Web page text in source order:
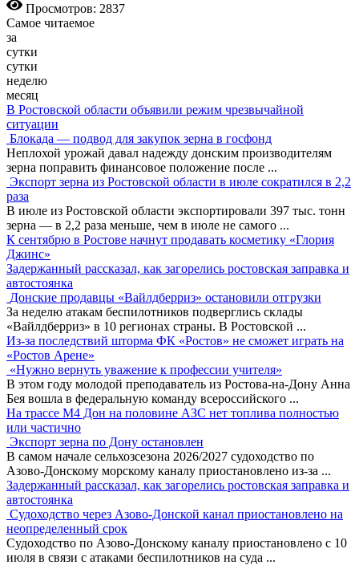
Просмотров: 2837
Самое читаемое
за
сутки
сутки
неделю
месяц
В Ростовской области объявили режим чрезвычайной
ситуации
Блокада — подвод для закупок зерна в госфонд
Неплохой урожай давал надежду донским производителям
зерна поправить финансовое положение после ...
Экспорт зерна из Ростовской области в июле сократился в 2,2
раза
В июле из Ростовской области экспортировали 397 тыс. тонн
зерна — в 2,2 раза меньше, чем в июле не самого ...
К сентябрю в Ростове начнут продавать косметику «Глория
Джинс»
Задержанный рассказал, как загорелись ростовская заправка и
автостоянка
Донские продавцы «Вайлдберриз» остановили отгрузки
За неделю атакам беспилотников подверглись склады
«Вайлдберриз» в 10 регионах страны. В Ростовской ...
Из-за последствий шторма ФК «Ростов» не сможет играть на
«Ростов Арене»
«Нужно вернуть уважение к профессии учителя»
В этом году молодой преподаватель из Ростова-на-Дону Анна
Бея вошла в федеральную команду всероссийского ...
На трассе М4 Дон на половине АЗС нет топлива полностью
или частично
Экспорт зерна по Дону остановлен
В самом начале сельхозсезона 2026/2027 судоходство по
Азово-Донскому морскому каналу приостановлено из-за ...
Задержанный рассказал, как загорелись ростовская заправка и
автостоянка
Судоходство через Азово-Донской канал приостановлено на
неопределенный срок
Судоходство по Азово-Донскому каналу приостановлено с 10
июля в связи с атаками беспилотников на суда ...